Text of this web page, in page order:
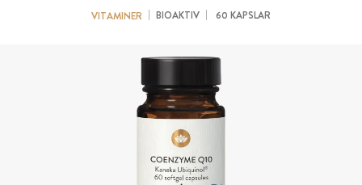
VITAMINER BIOAKTIV 60 KAPSLAR